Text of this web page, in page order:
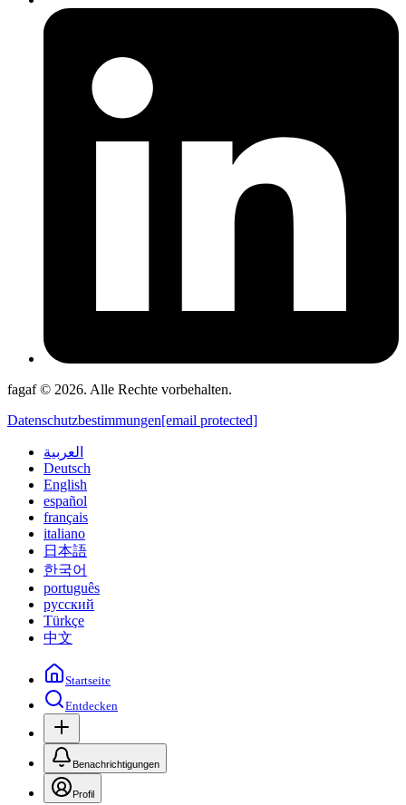
fagaf © 2026. Alle Rechte vorbehalten.
Datenschutzbestimmungen[email protected]
العربية
Deutsch
English
español
français
italiano
日本語
한국어
português
русский
Türkçe
中文
Startseite
Entdecken
Benachrichtigungen
Profil